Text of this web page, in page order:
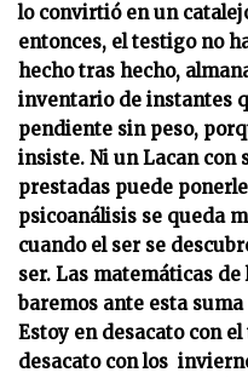
lo convirtió en un
entonces, el testigo no
hecho tras hecho,
inventario de instantes
pendiente sin peso,
insiste. Ni un Lacan con
prestadas puede
psicoanálisis se queda
cuando el ser se
ser. Las matemáticas
baremos ante esta
Estoy en desacato con
desacato con los